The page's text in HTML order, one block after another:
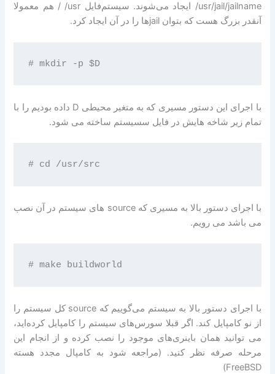
/usr/jail/jailname ایجاد می‌شوند. سیستم‌فایل ‎ /usr/ هم معمولا
آنقدر بزرگ هست که بتوان jail‌ها را در آن ایجاد کرد.
با اجرای این دستور مسیری که به متغیر محیطی D داده بودیم را با
تمام زیر شاخه هایش در فایل سسیستم ساخته می شود.
با اجرای دستور بالا به مسیری که source های سیستم در آن نصب
می باشد می رویم.
با اجرای دستور بالا به سیستم می‌گوییم که source کل سیستم را
از نو کامپایل کند. اگر قبلا سورس‌های سیستم را کامپایل کرده‌اید،
می توانید همان باینری‌های موجود را نصب کرده و از انجام این
مرحله صرفه نظر کنید. (مراجعه شود به کامپال مجدد هسته
FreeBSD)